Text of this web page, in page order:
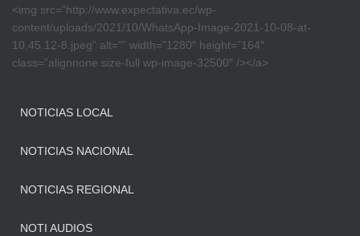
<img src=”http://www.expectativa.ec/wp-
content/uploads/2021/10/WhatsApp-Image-2021-10-08-at-
10.45.12-8.jpeg” alt=”” width=”1280″ height=”164″
class=”alignnone size-full wp-image-32500″ /></a>
NOTICIAS LOCAL
NOTICIAS NACIONAL
NOTICIAS REGIONAL
NOTI AUDIOS